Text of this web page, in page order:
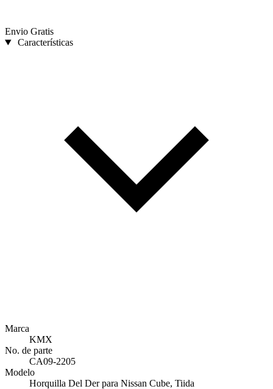
Envio Gratis
Características
Marca
KMX
No. de parte
CA09-2205
Modelo
Horquilla Del Der para Nissan Cube, Tiida